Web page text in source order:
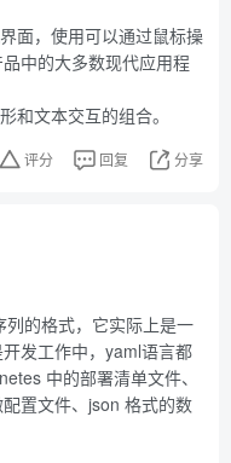
面，使用可以通过鼠标操
中的大多数现代应用程
和文本交互的组合。
评分 回复 分享
的格式，它实际上是一
发工作中，yaml语言都
中的部署清单文件、
置文件、json 格式的数